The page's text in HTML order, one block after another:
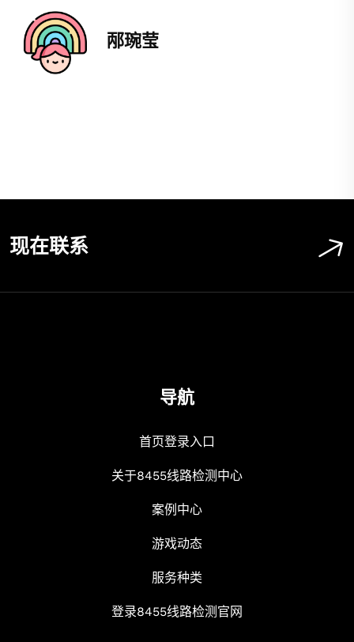
邴琬莹
现在联系
导航
首页登录入口
关于8455线路检测中心
案例中心
游戏动态
服务种类
登录8455线路检测官网